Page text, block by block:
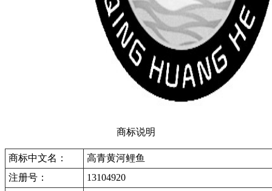
商标说明
商标中文名：
高青黄河鲤鱼
注册号：
13104920